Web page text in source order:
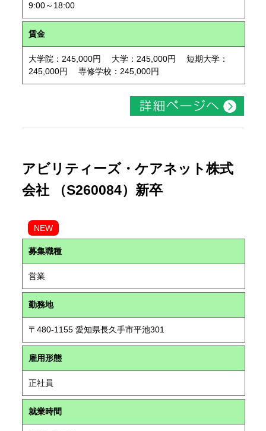
9:00～18:00
賃金
大学院：245,000円 大学：245,000円 短期大学：
245,000円 専修学校：245,000円
アビリティーズ・ケアネット株式
会社 （S260084）新卒
NEW
募集職種
営業
勤務地
〒480-1155 愛知県長久手市平池301
雇用形態
正社員
就業時間